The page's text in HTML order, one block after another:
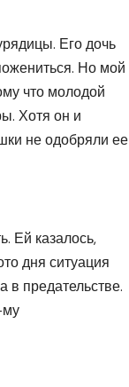
Его дочь
Но мой
что молодой
Хотя он и
не одобряли ее
Ей казалось,
дня ситуация
в предательстве.
му